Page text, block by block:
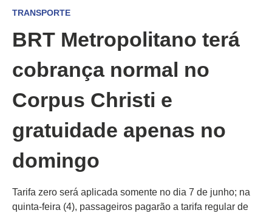
TRANSPORTE
BRT Metropolitano terá
cobrança normal no
Corpus Christi e
gratuidade apenas no
domingo
Tarifa zero será aplicada somente no dia 7 de junho; na
quinta-feira (4), passageiros pagarão a tarifa regular de